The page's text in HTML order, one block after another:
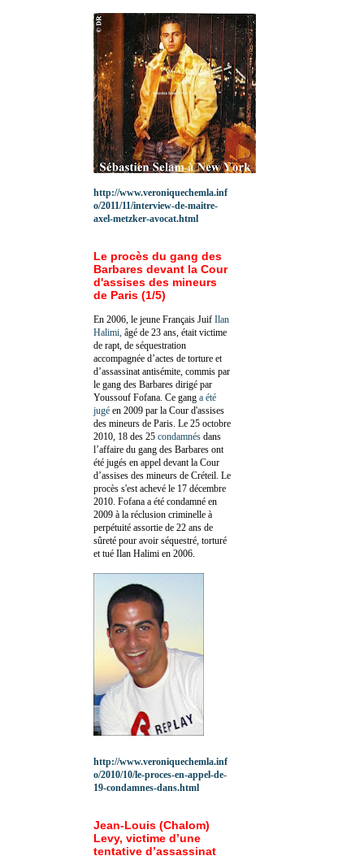
http://www.veroniquechemla.inf
o/2011/11/interview-de-maitre-
axel-metzker-avocat.html
Le procès du gang des
Barbares devant la Cour
d'assises des mineurs
de Paris (1/5)
En 2006, le jeune Français Juif Ilan
Halimi, âgé de 23 ans, était victime
de rapt, de séquestration
accompagnée d’actes de torture et
d’assassinat antisémite, commis par
le gang des Barbares dirigé par
Youssouf Fofana. Ce gang a été
jugé en 2009 par la Cour d'assises
des mineurs de Paris. Le 25 octobre
2010, 18 des 25 condamnés dans
l’affaire du gang des Barbares ont
été jugés en appel devant la Cour
d’assises des mineurs de Créteil. Le
procès s'est achevé le 17 décembre
2010. Fofana a été condamné en
2009 à la réclusion criminelle à
perpétuité assortie de 22 ans de
sûreté pour avoir séquestré, torturé
et tué Ilan Halimi en 2006.
http://www.veroniquechemla.inf
o/2010/10/le-proces-en-appel-de-
19-condamnes-dans.html
Jean-Louis (Chalom)
Levy, victime d’une
tentative d’assassinat